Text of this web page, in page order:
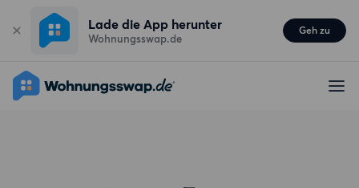
Lade die App herunter
Wohnungsswap.de
Geh zu